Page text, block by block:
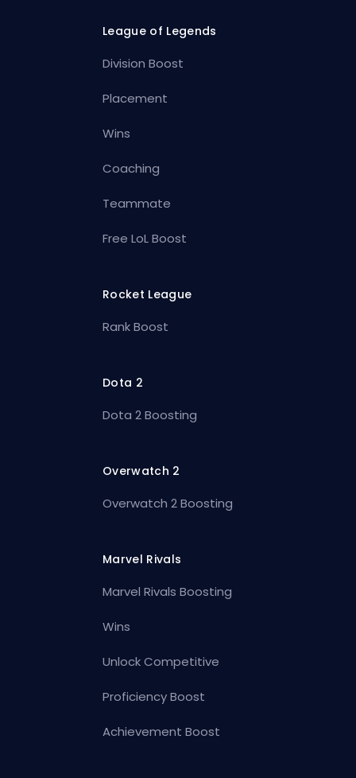
League of Legends
Division Boost
Placement
Wins
Coaching
Teammate
Free LoL Boost
Rocket League
Rank Boost
Dota 2
Dota 2 Boosting
Overwatch 2
Overwatch 2 Boosting
Marvel Rivals
Marvel Rivals Boosting
Wins
Unlock Competitive
Proficiency Boost
Achievement Boost